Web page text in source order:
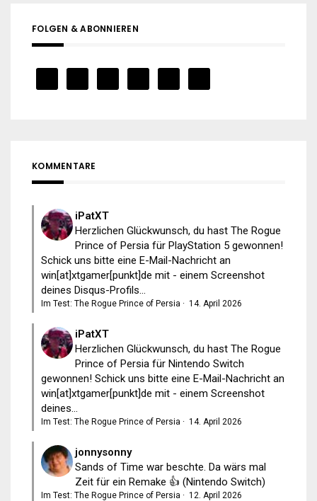
FOLGEN & ABONNIEREN
KOMMENTARE
iPatXT
Herzlichen Glückwunsch, du hast The Rogue
Prince of Persia für PlayStation 5 gewonnen!
Schick uns bitte eine E-Mail-Nachricht an
win[at]xtgamer[punkt]de mit - einem Screenshot
deines Disqus-Profils...
Im Test: The Rogue Prince of Persia · 14. April 2026
iPatXT
Herzlichen Glückwunsch, du hast The Rogue
Prince of Persia für Nintendo Switch
gewonnen! Schick uns bitte eine E-Mail-Nachricht an
win[at]xtgamer[punkt]de mit - einem Screenshot
deines...
Im Test: The Rogue Prince of Persia · 14. April 2026
jonnysonny
Sands of Time war beschte. Da wärs mal
Zeit für ein Remake 👍 (Nintendo Switch)
Im Test: The Rogue Prince of Persia · 12. April 2026